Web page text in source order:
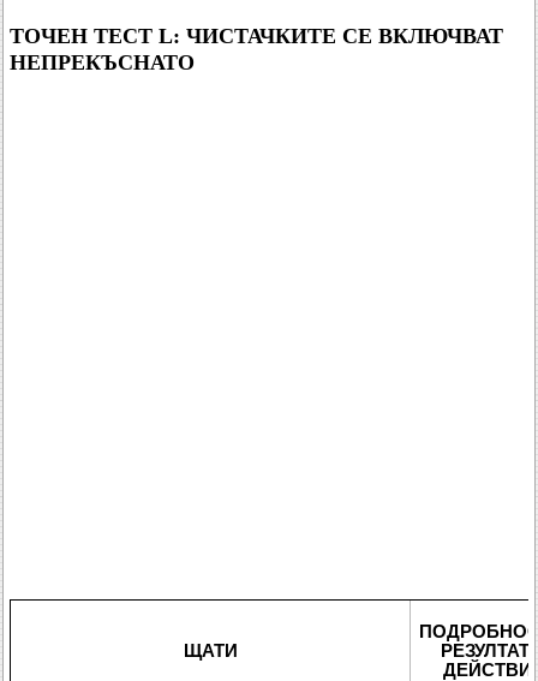
ТОЧЕН ТЕСТ L: ЧИСТАЧКИТЕ СЕ ВКЛЮЧВАТ
НЕПРЕКЪСНАТО
ЩАТИ